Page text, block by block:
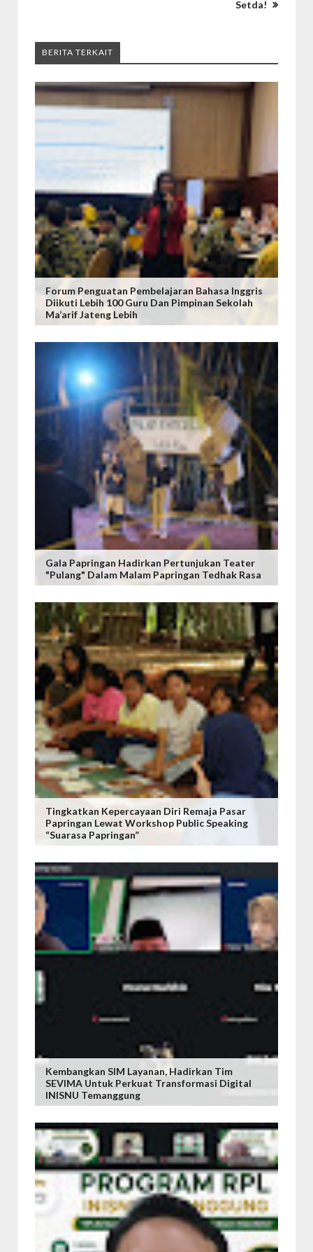
Setda!
BERITA TERKAIT
Forum Penguatan Pembelajaran Bahasa Inggris
Diikuti Lebih 100 Guru Dan Pimpinan Sekolah
Ma’arif Jateng Lebih
Gala Papringan Hadirkan Pertunjukan Teater
"Pulang" Dalam Malam Papringan Tedhak Rasa
Tingkatkan Kepercayaan Diri Remaja Pasar
Papringan Lewat Workshop Public Speaking
“Suarasa Papringan”
Kembangkan SIM Layanan, Hadirkan Tim
SEVIMA Untuk Perkuat Transformasi Digital
INISNU Temanggung